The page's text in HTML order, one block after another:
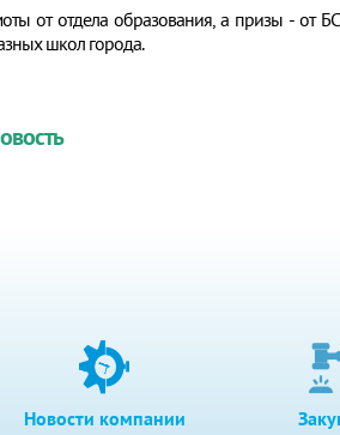
от отдела образования, а призы - от
школ города.
Новости компании